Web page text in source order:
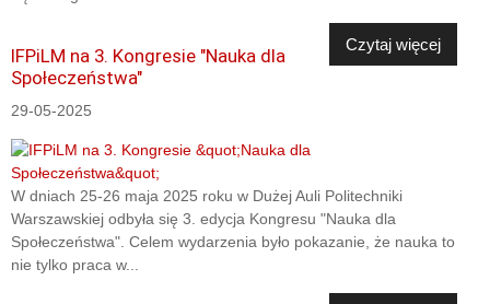
Czytaj więcej
IFPiLM na 3. Kongresie "Nauka dla
Społeczeństwa"
29-05-2025
W dniach 25-26 maja 2025 roku w Dużej Auli Politechniki
Warszawskiej odbyła się 3. edycja Kongresu "Nauka dla
Społeczeństwa". Celem wydarzenia było pokazanie, że nauka to
nie tylko praca w...